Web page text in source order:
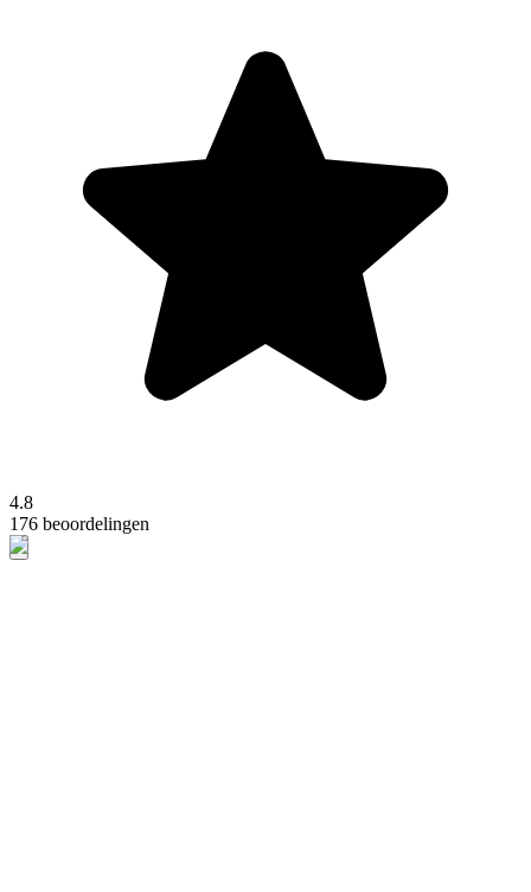
4.8
176 beoordelingen